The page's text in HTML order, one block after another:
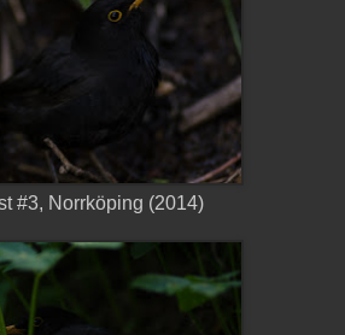
#3, Norrköping (2014)